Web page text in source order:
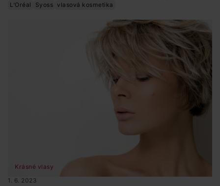
existují třeba i spreje na šediny či jiné možnosti. Znáte je
L‘Oréal Syoss vlasová kosmetika
Krásné vlasy
1. 6. 2023